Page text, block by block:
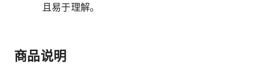
且易于理解。
商品说明